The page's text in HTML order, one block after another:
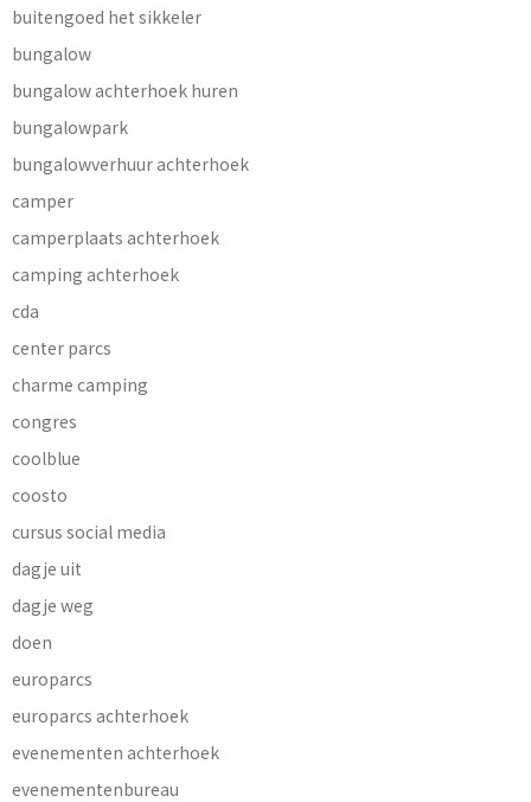
buitengoed het sikkeler
bungalow
bungalow achterhoek huren
bungalowpark
bungalowverhuur achterhoek
camper
camperplaats achterhoek
camping achterhoek
cda
center parcs
charme camping
congres
coolblue
coosto
cursus social media
dagje uit
dagje weg
doen
europarcs
europarcs achterhoek
evenementen achterhoek
evenementenbureau